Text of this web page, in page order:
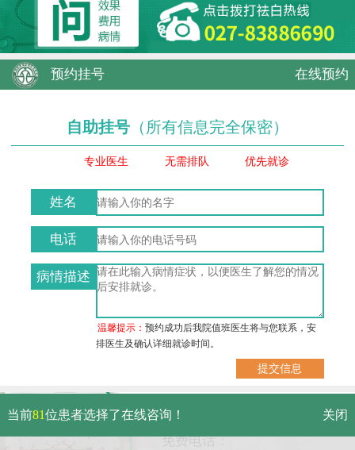
预约挂号 在线预约
自助挂号 （所有信息完全保密）
专业医生 无需排队 优先就诊
姓名
电话
病情描述
温馨提示：预约成功后我院值班医生将与您联系，安
排医生及确认详细就诊时间。
武汉市硚口区解放大道469号附
6（原479号）
免费电话：
当前81位患者选择了在线咨询！ 关闭